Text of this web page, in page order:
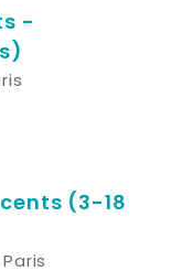
-
(3-18